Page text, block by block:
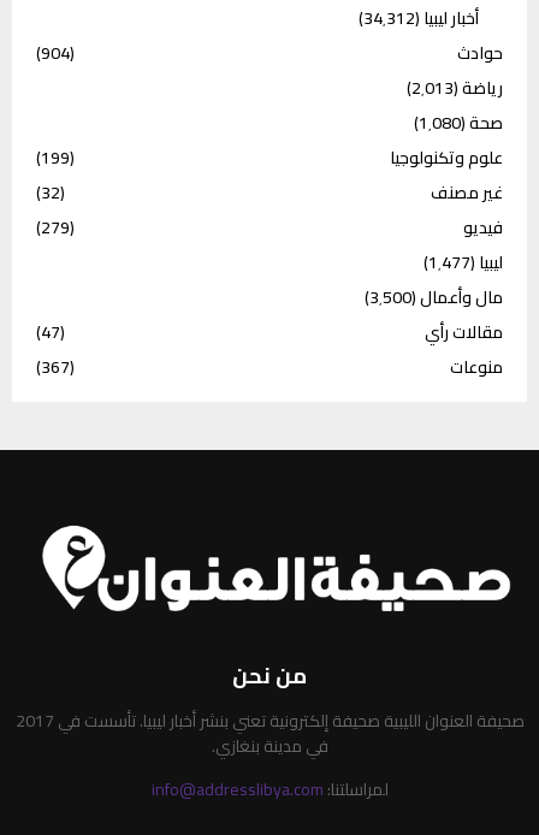
أخبار ليبيا(34٬312)
حوادث
(904)
رياضة(2٬013)
صحة(1٬080)
علوم وتكنولوجيا
(199)
غير مصنف
(32)
فيديو
(279)
ليبيا(1٬477)
مال وأعمال(3٬500)
مقالات رأي
(47)
منوعات
(367)
من نحن
صحيفة العنوان الليبية صحيفة إلكترونية تعني بنشر أخبار ليبيا. تأسست في 2017
في مدينة بنغازي.
لمراسلتنا:info@addresslibya.com